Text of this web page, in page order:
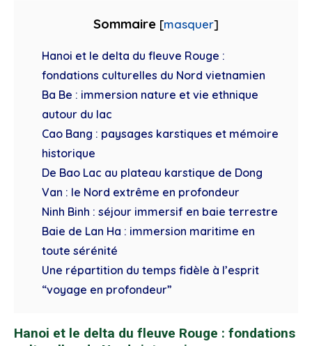
Sommaire [masquer]
Hanoi et le delta du fleuve Rouge :
fondations culturelles du Nord vietnamien
Ba Be : immersion nature et vie ethnique
autour du lac
Cao Bang : paysages karstiques et mémoire
historique
De Bao Lac au plateau karstique de Dong
Van : le Nord extrême en profondeur
Ninh Binh : séjour immersif en baie terrestre
Baie de Lan Ha : immersion maritime en
toute sérénité
Une répartition du temps fidèle à l’esprit
“voyage en profondeur”
Hanoi et le delta du fleuve Rouge : fondations